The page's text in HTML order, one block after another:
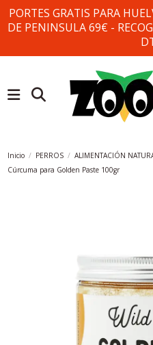
PORTES GRATIS PARA
DE PENINSULA 69€ -
Inicio PERROS ALIMENTACIÓN
Cúrcuma para Golden Paste 100gr